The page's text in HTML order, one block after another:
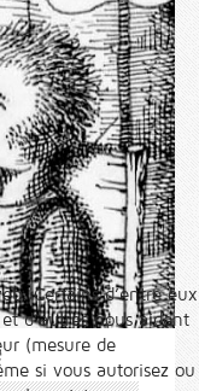
Certains d’entre eux
d’autres nous aident
(mesure de
si vous autorisez ou